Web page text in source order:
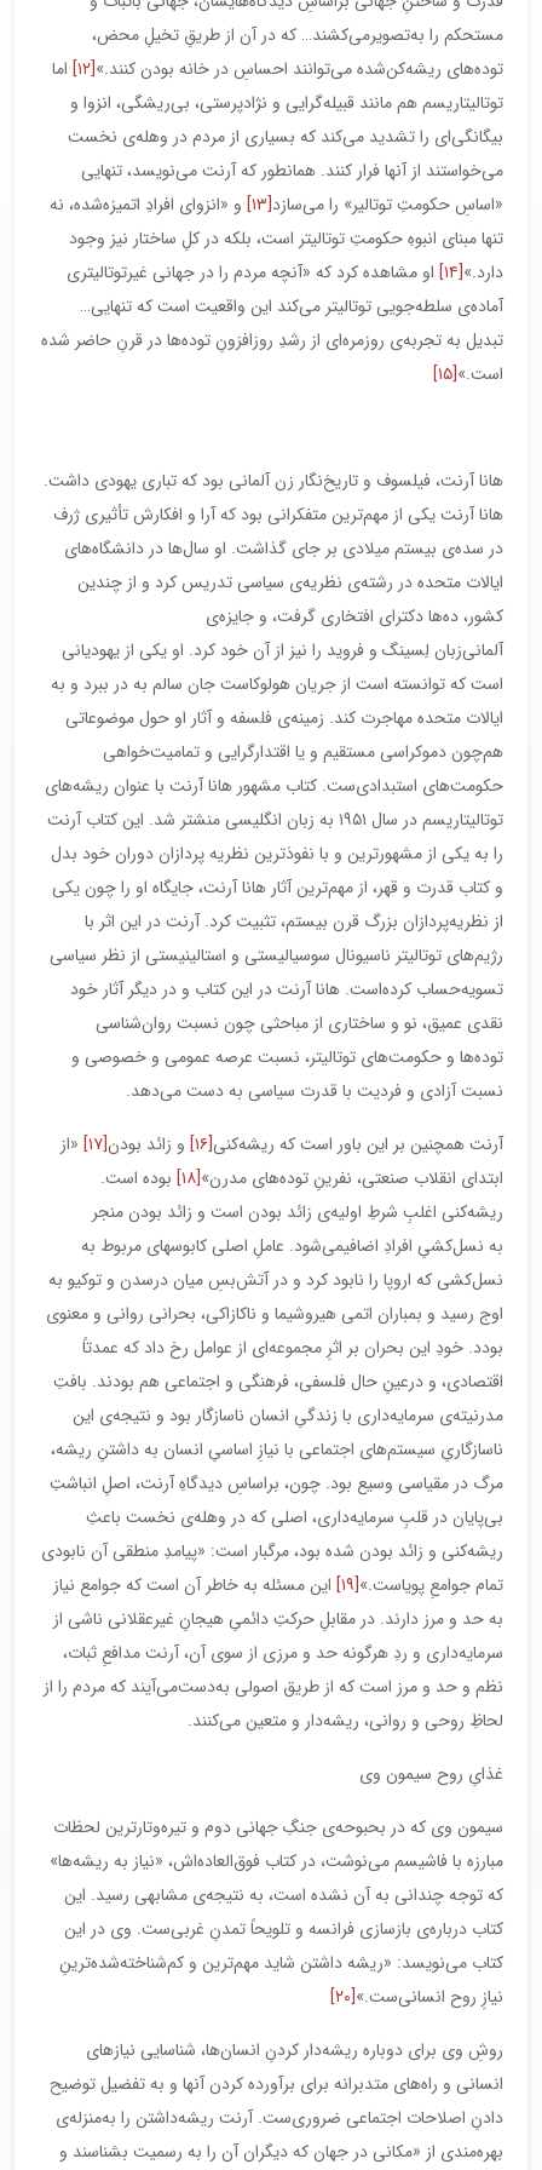
مستحکم را به‌تصویرمی‌کشند… که در آن از طریقِ تخیلِ محض،
توده‌های ریشه‌کن‌شده می‌توانند احساسِ در خانه بودن کنند.»[۱۲]
اما
توتالیتاریسم هم مانند قبیله‌گرایی و نژادپرستی، بی‌ریشگی، انزوا و
بیگانگی‌ای را تشدید می‌کند که بسیاری از مردم در وهله‌ی نخست
می‌خواستند از آنها فرار کنند. همانطور که آرنت می‌نویسد، تنهایی
«اساسِ حکومتِ توتالیر» را می‌سازد[۱۳]
و «انزوای افرادِ اتمیزه‌شده، نه
تنها مبنای انبوهِ حکومتِ توتالیتر است، بلکه در کلِ ساختار نیز وجود
دارد.»[۱۴]
او مشاهده کرد که «آنچه مردم را در جهانی غیرتوتالیتری
آماده‌ی سلطه‌جویی توتالیتر می‌کند این واقعیت است که تنهایی…
تبدیل به تجربه‌ی روزمره‌ای از رشدِ روزافزونِ توده‌ها در قرنِ حاضر شده
است.»[۱۵]
هانا آرنت، فیلسوف و تاریخ‌نگار زن آلمانی بود که تباری یهودی داشت.
هانا آرنت یکی از مهم‌ترین متفکرانی بود که آرا و افکارش تأثیری ژرف
در سده‌ی بیستم میلادی بر جای گذاشت. او سال‌ها در دانشگاه‌های
ایالات متحده در رشته‌ی نظریه‌ی سیاسی تدریس کرد و از چندین
کشور، ده‌ها دکترای افتخاری گرفت، و جایزه‌ی
آلمانی‌زبان لِسینگ و فروید را نیز از آن خود کرد. او یکی از یهودیانی
است که توانسته است از جریان هولوکاست جان سالم به در ببرد و به
ایالات متحده مهاجرت کند. زمینه‌ی فلسفه و آثار او حول موضوعاتی
هم‌چون دموکراسی مستقیم و یا اقتدارگرایی و تمامیت‌خواهی
حکومت‌های استبدادی‌ست. کتاب مشهور هانا آرنت با عنوان ریشه‌های
توتالیتاریسم در سال ۱۹۵۱ به زبان انگلیسی منشتر شد. این کتاب آرنت
را به یکی از مشهورترین و با نفوذترین نظریه پردازان دوران خود بدل
و کتاب قدرت و قهر، از مهم‌ترین آثار هانا آرنت، جایگاه او را چون یکی
از نظریه‌پردازان بزرگ قرن بیستم، تثبیت کرد. آرنت در این اثر با
رژیم‌های توتالیتر ناسیونال سوسیالیستی و استالینیستی از نظر سیاسی
تسویه‌حساب کرده‌است. هانا آرنت در این کتاب و در دیگر آثار خود
نقدی عمیق، نو و ساختاری از مباحثی چون نسبت روان‌شناسی
توده‌ها و حکومت‌های توتالیتر، نسبت عرصه عمومی و خصوصی و
نسبت آزادی و فردیت با قدرت سیاسی به دست می‌دهد.
آرنت همچنین بر این باور است که ریشه‌کنی[۱۶] و زائد بودن[۱۷]
«از
ابتدای انقلاب صنعتی، نفرینِ توده‌های مدرن»[۱۸]
بوده است.
ریشه‌کنی اغلبِ شرطِ اولیه‌ی زائد بودن است و زائد بودن منجر
به نسل‌کشیِ افرادِ اضافیمی‌شود. عاملِ اصلی کابوس‎های مربوط به
نسل‌کشی که اروپا را نابود کرد و در آتش‌بسِ میان درسدن و توکیو به
اوج رسید و بمباران اتمی هیروشیما و ناکازاکی، بحرانی روانی و معنوی
بودد. خودِ این بحران بر اثرِ مجموعه‌ای از عوامل رخ داد که عمدتاً
اقتصادی، و درعینِ حال فلسفی، فرهنگی و اجتماعی هم بودند. بافتِ
مدرنیته‌ی سرمایه‌داری با زندگیِ انسان ناسازگار بود و نتیجه‌ی این
ناسازگاریِ سیستم‌های اجتماعی با نیازِ اساسیِ انسان به داشتنِ ریشه،
مرگ در مقیاسی وسیع بود. چون، براساسِ دیدگاهِ آرنت، اصلِ انباشتِ
بی‌پایان در قلبِ سرمایه‌داری، اصلی که در وهله‌ی نخست باعثِ
ریشه‌کنی و زائد بودن شده بود، مرگبار است: «پیامدِ منطقی آن نابودی
تمام جوامعِ پویاست.»[۱۹]
این مسئله به خاطر آن است که جوامع نیاز
به حد و مرز دارند. در مقابلِ حرکتِ دائمیِ هیجانِ غیرعقلانی ناشی از
سرمایه‌داری و ردِ هرگونه حد و مرزی از سوی آن، آرنت مدافعِ ثبات،
نظم و حد و مرز است که از طریق اصولی به‌دست‌می‌آیند که مردم را از
لحاظِ روحی و روانی، ریشه‌دار و متعین می‌کنند.
غذایِ روح سیمون وی
سیمون وی که در بحبوحه‌ی جنگِ جهانی دوم و تیره‌وتارترین لحظات
مبارزه با فاشیسم می‌نوشت، در کتاب فوق‌العاده‌اش، «نیاز به ریشه‌ها»
که توجه چندانی به آن نشده است، به نتیجه‌ی مشابهی رسید. این
کتاب درباره‌ی بازسازی فرانسه و تلویحاً تمدنِ غربی‌ست. وی در این
کتاب می‌نویسد: «ریشه داشتن شاید مهم‌ترین و کم‌شناخته‌شده‌ترینِ
نیازِ روح انسانی‌ست.»[۲۰]
روشِ وی برای دوباره ریشه‌دار کردنِ انسان‌ها، شناسایی نیازهای
انسانی و راه‌های متدبرانه برای برآورده کردن آنها و به تفضیل توضیح
دادنِ اصلاحات اجتماعی ضروری‌ست. آرنت ریشه‌داشتن را به‌منزله‌ی
بهره‌مندی از «مکانی در جهان که دیگران آن را به رسمیت بشناسند و